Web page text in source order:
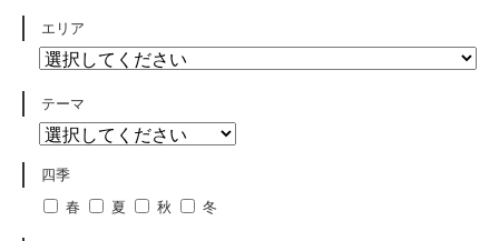
エリア
テーマ
四季
春
夏 秋 冬